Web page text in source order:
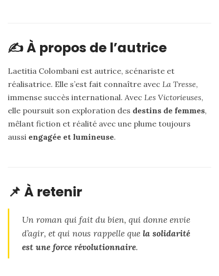
✍️ À propos de l’autrice
Laetitia Colombani est autrice, scénariste et
réalisatrice. Elle s’est fait connaître avec La Tresse,
immense succès international. Avec Les Victorieuses,
elle poursuit son exploration des destins de femmes,
mêlant fiction et réalité avec une plume toujours
aussi engagée et lumineuse.
📌 À retenir
Un roman qui fait du bien, qui donne envie
d’agir, et qui nous rappelle quela solidarité
est une force révolutionnaire.